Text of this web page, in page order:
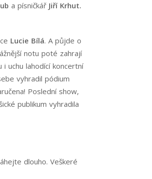
a písničkář Jiří Krhut.
Lucie Bílá. A půjde o
notu poté zahrají
uchu lahodící koncertní
vyhradil pódium
Poslední show,
publikum vyhradila
dlouho. Veškeré